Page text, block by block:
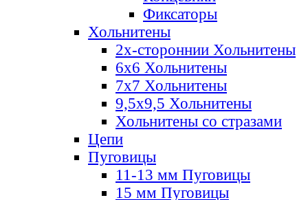
Фиксаторы
Хольнитены
2х-стороннии Хольнитены
6х6 Хольнитены
7х7 Хольнитены
9,5х9,5 Хольнитены
Хольнитены со стразами
Цепи
Пуговицы
11-13 мм Пуговицы
15 мм Пуговицы